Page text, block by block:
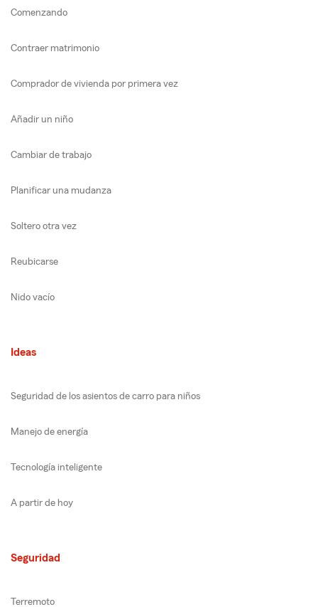
Comenzando
Contraer matrimonio
Comprador de vivienda por primera vez
Añadir un niño
Cambiar de trabajo
Planificar una mudanza
Soltero otra vez
Reubicarse
Nido vacío
Ideas
Seguridad de los asientos de carro para niños
Manejo de energía
Tecnología inteligente
A partir de hoy
Seguridad
Terremoto